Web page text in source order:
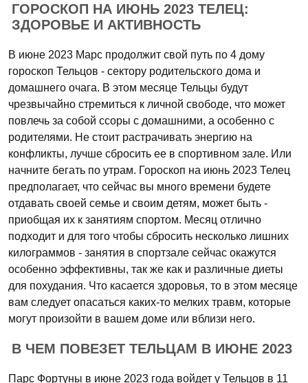
ГОРОСКОП НА ИЮНЬ 2023 ТЕЛЕЦ:
ЗДОРОВЬЕ И АКТИВНОСТЬ
В июне 2023 Марс продолжит свой путь по 4 дому
гороскоп Тельцов - сектору родительского дома и
домашнего очага. В этом месяце Тельцы будут
чрезвычайно стремиться к личной свободе, что может
повлечь за собой ссоры с домашними, а особенно с
родителями. Не стоит растрачивать энергию на
конфликты, лучше сбросить ее в спортивном зале. Или
начните бегать по утрам. Гороскоп на июнь 2023 Телец
предполагает, что сейчас вы много времени будете
отдавать своей семье и своим детям, может быть -
приобщая их к занятиям спортом. Месяц отлично
подходит и для того чтобы сбросить несколько лишних
килограммов - занятия в спортзале сейчас окажутся
особенно эффективны, так же как и различные диеты
для похудания. Что касается здоровья, то в этом месяце
вам следует опасаться каких-то мелких травм, которые
могут произойти в вашем доме или вблизи него.
В ЧЕМ ПОВЕЗЕТ ТЕЛЬЦАМ В ИЮНЕ 2023
Парс Фортуны в июне 2023 года войдет у Тельцов в 11